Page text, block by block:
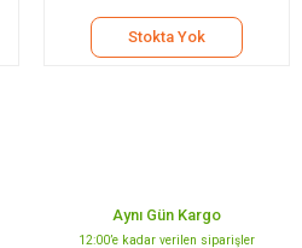
Stokta Yok
Aynı Gün Kargo
12:00’e kadar verilen siparişler